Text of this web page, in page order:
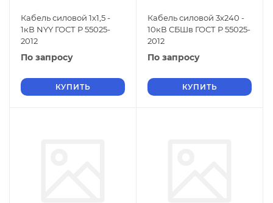
Кабель силовой 1х1,5 -
1кВ NYY ГОСТ Р 55025-
2012
По запросу
КУПИТЬ
Кабель силовой 3х240 -
10кВ СБШв ГОСТ Р 55025-
2012
По запросу
КУПИТЬ